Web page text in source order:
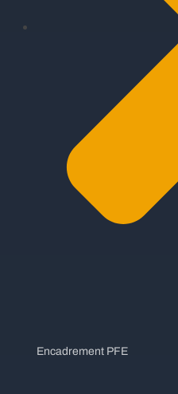
Encadrement PFE